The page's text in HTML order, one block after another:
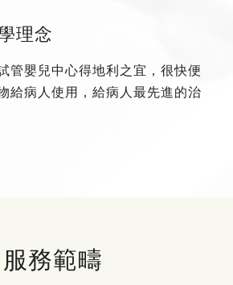
理念
管嬰兒中心得地利之宜，很快便
給病人使用，給病人最先進的治
服務範疇